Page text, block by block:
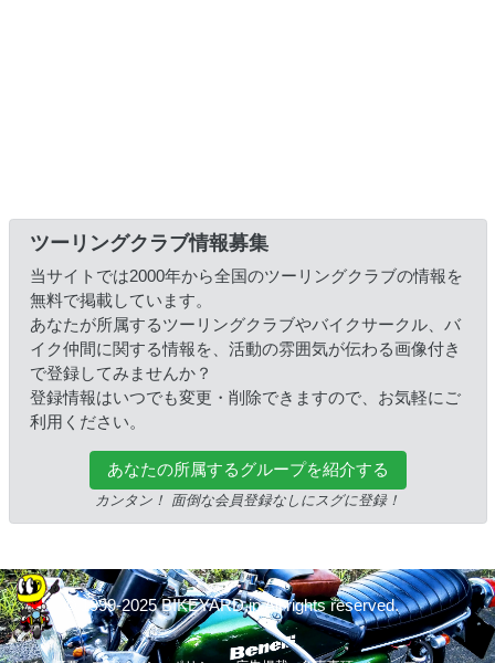
ツーリングクラブ情報募集
当サイトでは2000年から全国のツーリングクラブの情報を
無料で掲載しています。
あなたが所属するツーリングクラブやバイクサークル、バ
イク仲間に関する情報を、活動の雰囲気が伝わる画像付き
で登録してみませんか？
登録情報はいつでも変更・削除できますので、お気軽にご
利用ください。
あなたの所属するグループを紹介する
カンタン！ 面倒な会員登録なしにスグに登録！
© 1999-2025 BIKEYARD.jp All rights reserved.